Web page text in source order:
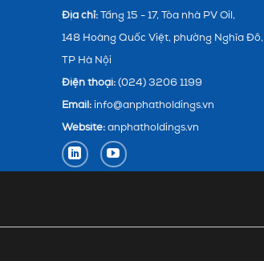
Địa chỉ: Tầng 15 - 17, Tòa nhà PV Oil,
148 Hoàng Quốc Việt, phường Nghĩa Đô,
TP Hà Nội
Điện thoại: (024) 3206 1199
Email: info@anphatholdings.vn
Website: anphatholdings.vn